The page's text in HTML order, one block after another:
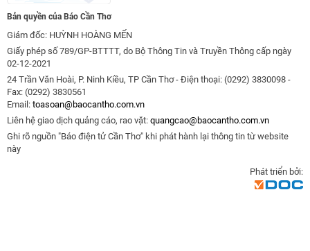
Bản quyền của Báo Cần Thơ
Giám đốc: HUỲNH HOÀNG MẾN
Giấy phép số 789/GP-BTTTT, do Bộ Thông Tin và Truyền Thông cấp ngày
02-12-2021
24 Trần Văn Hoài, P. Ninh Kiều, TP Cần Thơ - Điện thoại: (0292) 3830098 -
Fax: (0292) 3830561
Email: toasoan@baocantho.com.vn
Liên hệ giao dịch quảng cáo, rao vặt: quangcao@baocantho.com.vn
Ghi rõ nguồn "Báo điện tử Cần Thơ" khi phát hành lại thông tin từ website
này
Phát triển bởi: